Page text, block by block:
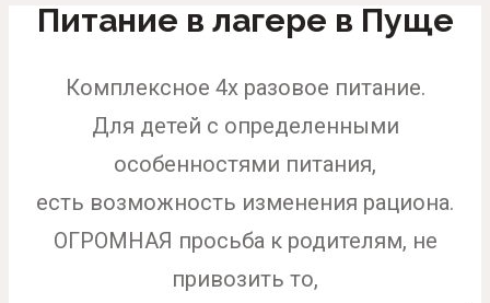
Питание в лагере в Пуще
Комплексное 4х разовое питание.
Для детей с определенными
особенностями питания,
есть возможность изменения рациона.
ОГРОМНАЯ просьба к родителям, не
привозить то,